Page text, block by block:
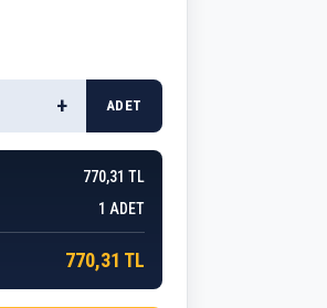
+ ADET
770,31 TL
1 ADET
770,31 TL